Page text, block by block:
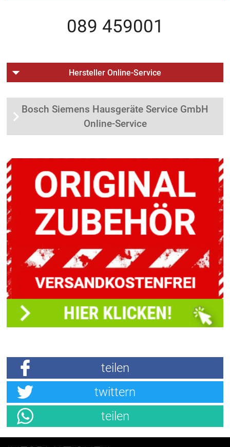
089 459001
Hersteller Online-Service
Bosch Siemens Hausgeräte Service GmbH
Online-Service
teilen
twittern
teilen